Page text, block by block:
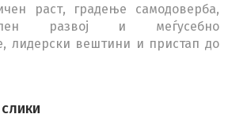
раст, градење самодоверба,
развој и меѓусебно
лидерски вештини и пристап до